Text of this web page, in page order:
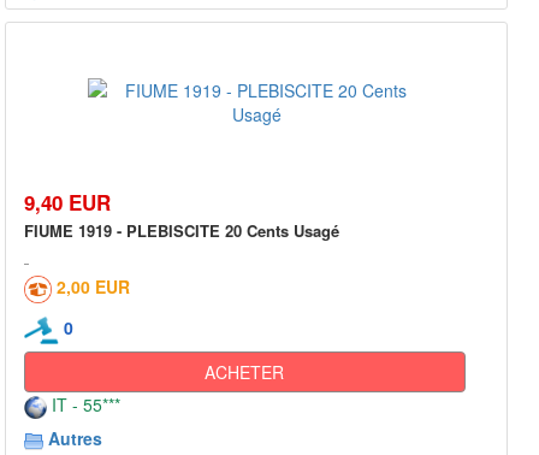
9,40 EUR
FIUME 1919 - PLEBISCITE 20 Cents Usagé
2,00 EUR
0
ACHETER
IT - 55***
Autres